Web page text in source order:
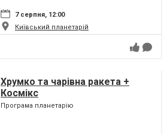
7 серпня, 12:00
Київський планетарій
Хрумко та чарівна ракета +
Космікс
Програма планетарію